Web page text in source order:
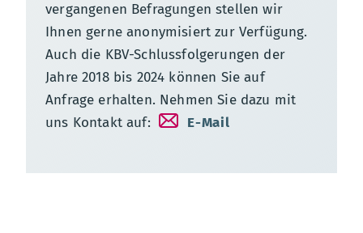
vergangenen Befragungen stellen wir
Ihnen gerne anonymisiert zur Verfügung.
Auch die KBV-Schlussfolgerungen der
Jahre 2018 bis 2024 können Sie auf
Anfrage erhalten. Nehmen Sie dazu mit
uns Kontakt auf:
E-Mail